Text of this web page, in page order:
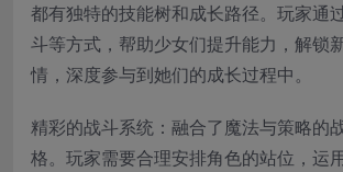
都有独特的技能树和成长路径。玩家通
斗等方式，帮助少女们提升能力，解锁
情，深度参与到她们的成长过程中。
精彩的战斗系统：融合了魔法与策略的
格。玩家需要合理安排角色的站位，运